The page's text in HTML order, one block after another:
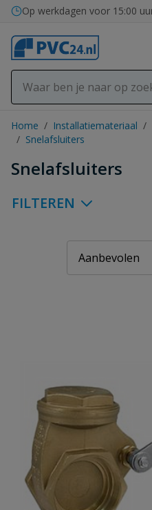
Ga naar de inhoud
Op werkdagen voor 15:00
Home / Installatiemateriaal /
/ Snelafsluiters
Snelafsluiters
FILTEREN